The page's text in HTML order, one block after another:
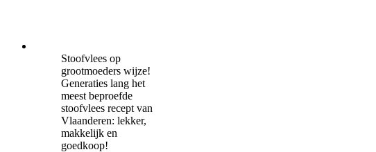
Stoofvlees op
grootmoeders wijze!
Generaties lang het
meest beproefde
stoofvlees recept van
Vlaanderen: lekker,
makkelijk en
goedkoop!